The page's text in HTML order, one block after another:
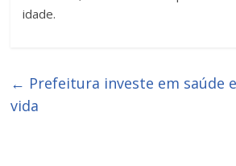
idade.
← Prefeitura investe em saúde
vida